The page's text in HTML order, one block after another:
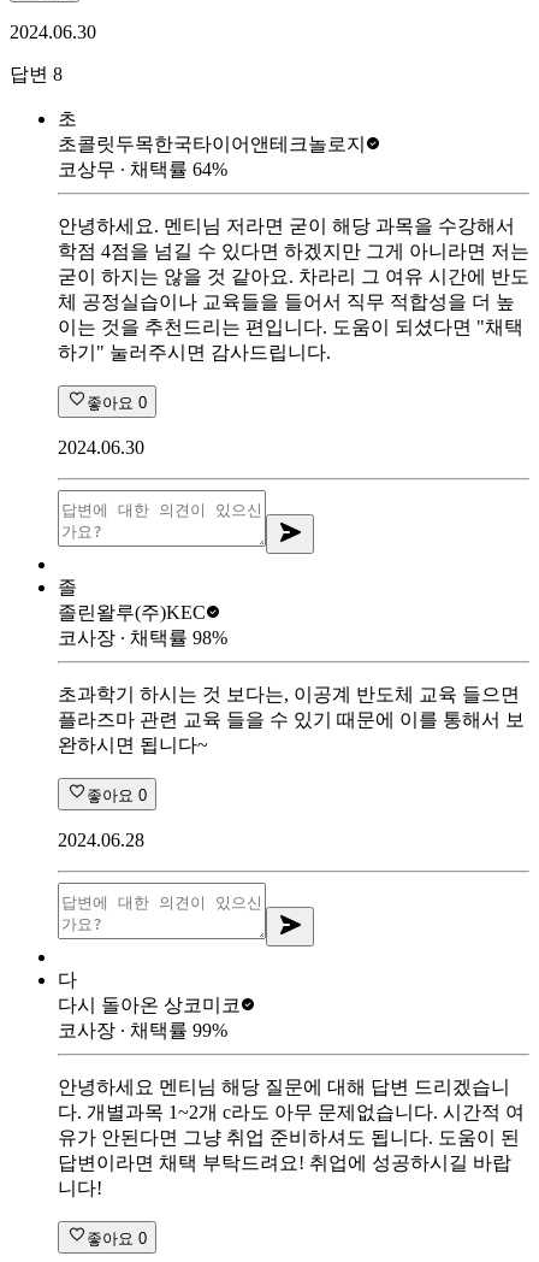
2024.06.30
답변 8
초
초콜릿두목한국타이어앤테크놀로지
코상무 ∙ 채택률 64%
안녕하세요. 멘티님 저라면 굳이 해당 과목을 수강해서
학점 4점을 넘길 수 있다면 하겠지만 그게 아니라면 저는
굳이 하지는 않을 것 같아요. 차라리 그 여유 시간에 반도
체 공정실습이나 교육들을 들어서 직무 적합성을 더 높
이는 것을 추천드리는 편입니다. 도움이 되셨다면 "채택
하기" 눌러주시면 감사드립니다.
좋아요 0
2024.06.30
졸
졸린왈루(주)KEC
코사장 ∙ 채택률 98%
초과학기 하시는 것 보다는, 이공계 반도체 교육 들으면
플라즈마 관련 교육 들을 수 있기 때문에 이를 통해서 보
완하시면 됩니다~
좋아요 0
2024.06.28
다
다시 돌아온 상코미코
코사장 ∙ 채택률 99%
안녕하세요 멘티님 해당 질문에 대해 답변 드리겠습니
다. 개별과목 1~2개 c라도 아무 문제없습니다. 시간적 여
유가 안된다면 그냥 취업 준비하셔도 됩니다. 도움이 된
답변이라면 채택 부탁드려요! 취업에 성공하시길 바랍
니다!
좋아요 0